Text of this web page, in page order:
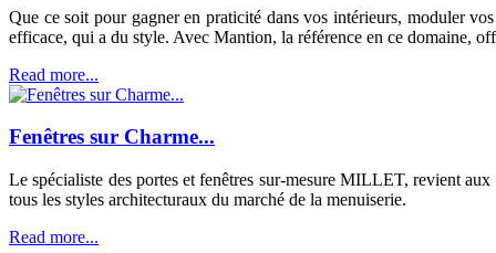
Que ce soit pour gagner en praticité dans vos intérieurs, moduler
efficace, qui a du style. Avec Mantion, la référence en ce domaine,
Read more...
Fenêtres sur Charme...
Le spécialiste des portes et fenêtres sur-mesure MILLET, revient
tous les styles architecturaux du marché de la menuiserie.
Read more...